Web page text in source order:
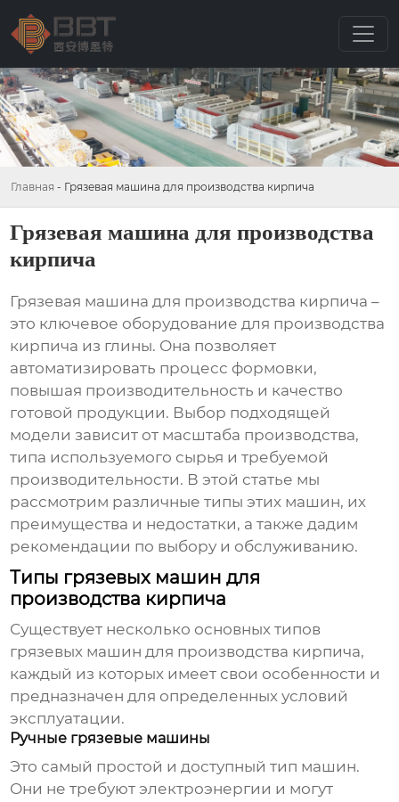
Главная - Грязевая машина для производства кирпича
Грязевая машина для производства
кирпича
Грязевая машина для производства кирпича –
это ключевое оборудование для производства
кирпича из глины. Она позволяет
автоматизировать процесс формовки,
повышая производительность и качество
готовой продукции. Выбор подходящей
модели зависит от масштаба производства,
типа используемого сырья и требуемой
производительности. В этой статье мы
рассмотрим различные типы этих машин, их
преимущества и недостатки, а также дадим
рекомендации по выбору и обслуживанию.
Типы грязевых машин для
производства кирпича
Существует несколько основных типов
грязевых машин для производства кирпича,
каждый из которых имеет свои особенности и
предназначен для определенных условий
эксплуатации.
Ручные грязевые машины
Это самый простой и доступный тип машин.
Они не требуют электроэнергии и могут